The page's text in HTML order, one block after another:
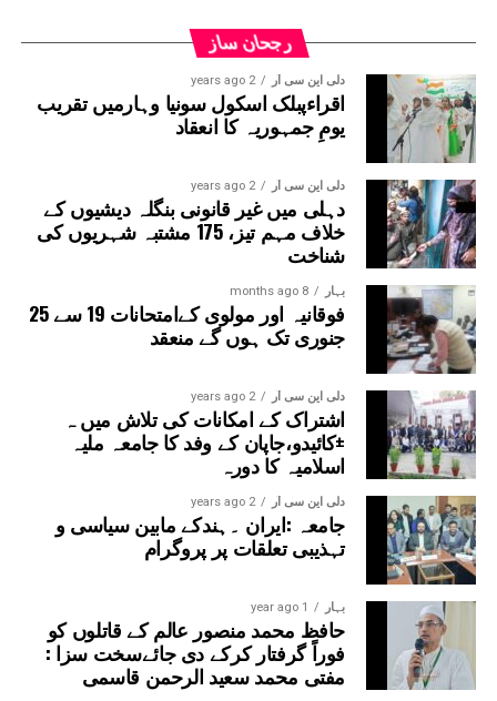
رجحان ساز
دلی این سی آر 2 years ago
اقراءپبلک اسکول سونیا وہارمیں تقریب
یومِ جمہوریہ کا انعقاد
دلی این سی آر 2 years ago
دہلی میں غیر قانونی بنگلہ دیشیوں کے
خلاف مہم تیز، 175 مشتبہ شہریوں کی
شناخت
بہار 8 months ago
فوقانیہ اور مولوی کےامتحانات 19 سے 25
جنوری تک ہوں گے منعقد
دلی این سی آر 2 years ago
اشتراک کے امکانات کی تلاش میں ہ
±کائیدو،جاپان کے وفد کا جامعہ ملیہ
اسلامیہ کا دورہ
دلی این سی آر 2 years ago
جامعہ :ایران ۔ہندکے مابین سیاسی و
تہذیبی تعلقات پر پروگرام
بہار 1 year ago
حافظ محمد منصور عالم کے قاتلوں کو
فوراً گرفتار کرکے دی جائےسخت سزا :
مفتی محمد سعید الرحمن قاسمی